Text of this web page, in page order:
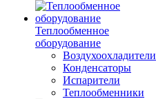
Теплообменное
оборудование
Воздухоохладители
Конденсаторы
Испарители
Теплообменники